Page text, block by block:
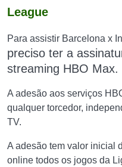
League
Para assistir Barcelona x
preciso ter a
streaming HBO Max.
A adesão aos serviços
qualquer torcedor,
TV.
A adesão tem valor inicial
online todos os jogos da